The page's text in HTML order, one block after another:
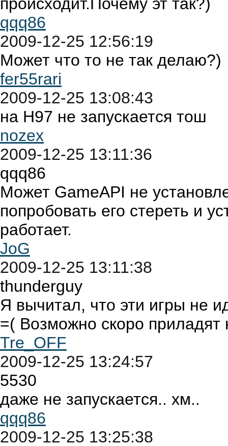
qqq86
2009-12-25 12:56:19
Может что то не так делаю?)
fer55rari
2009-12-25 13:08:43
на Н97 не запускается тош
nozex
2009-12-25 13:11:36
qqq86
Может GameAPI не
попробовать его стереть и
работает.
JoG
2009-12-25 13:11:38
thunderguy
Я вычитал, что эти игры не
=( Возможно скоро приладят
Tre_OFF
2009-12-25 13:24:57
5530
даже не запускается.. хм..
qqq86
2009-12-25 13:25:38